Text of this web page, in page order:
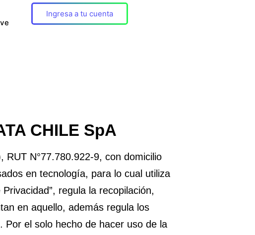
Ingresa a tu cuenta
CHILE SpA
RUT N°77.780.922-9, con domicilio
en tecnología, para lo cual utiliza
regula la recopilación,
en aquello, además regula los
Por el solo hecho de hacer uso de la